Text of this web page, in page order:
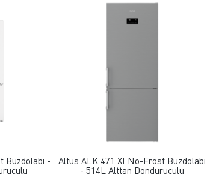
-
Altus ALK 471 XI No-Frost Buzdolabı
- 514L Alttan Donduruculu